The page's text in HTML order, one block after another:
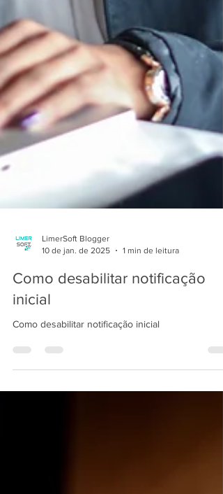
10 de jan. de 2025
1 min de leitura
Como desabilitar notificação
inicial
Como desabilitar notificação inicial